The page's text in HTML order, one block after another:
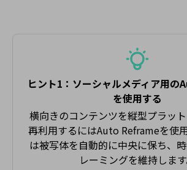
ヒント1：ソーシャルメディア用
を使用する
横向きのコンテンツを縦型プラッ
再利用するにはAuto Reframeを使
は被写体を自動的に中央に保ち、
レーミングを維持します